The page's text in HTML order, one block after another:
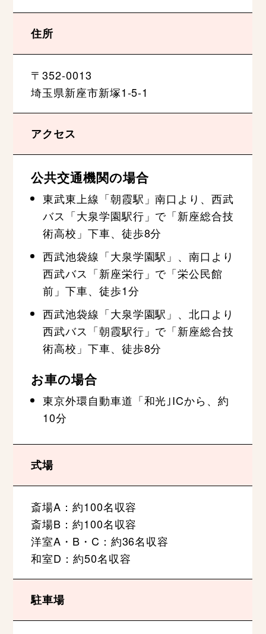
住所
〒352-0013
埼玉県新座市新塚1-5-1
アクセス
公共交通機関の場合
東武東上線「朝霞駅」南口より、西武
バス「大泉学園駅行」で「新座総合技
術高校」下車、徒歩8分
西武池袋線「大泉学園駅」、南口より
西武バス「新座栄行」で「栄公民館
前」下車、徒歩1分
西武池袋線「大泉学園駅」、北口より
西武バス「朝霞駅行」で「新座総合技
術高校」下車、徒歩8分
お車の場合
東京外環自動車道「和光｣ICから、約
10分
式場
斎場A：約100名収容
斎場B：約100名収容
洋室A・B・C：約36名収容
和室D：約50名収容
駐車場